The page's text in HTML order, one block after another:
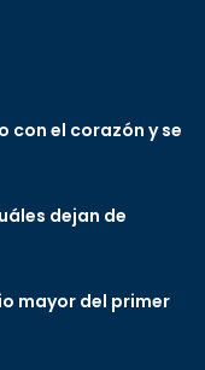
con el corazón y se
dejan de
mayor del primer